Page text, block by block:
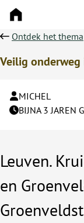
Ontdek het thema
Veilig
MICHEL
BIJNA 3 JAREN
Leuven.
en